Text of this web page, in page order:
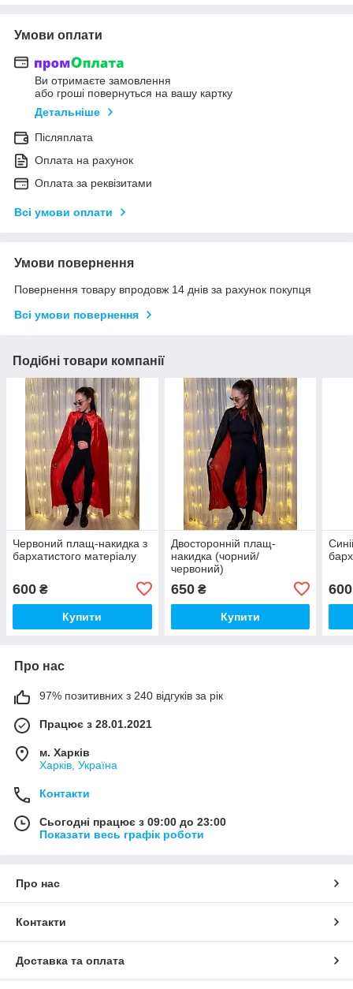
Умови оплати
Ви отримаєте замовлення
або гроші повернуться на вашу картку
Детальніше
Післяплата
Оплата на рахунок
Оплата за реквізитами
Всі умови оплати
Умови повернення
Повернення товару впродовж 14 днів за рахунок покупця
Всі умови повернення
Подібні товари компанії
Червоний плащ-накидка з
бархатистого матеріалу
600 ₴
Купити
Двосторонній плащ-
накидка (чорний/
червоний)
650₴
Купити
600
Про нас
97% позитивних з 240 відгуків за рік
Працює з 28.01.2021
м. Харків
Харків, Україна
Контакти
Сьогодні працює з 09:00 до 23:00
Показати весь графік роботи
Про нас
Контакти
Доставка та оплата